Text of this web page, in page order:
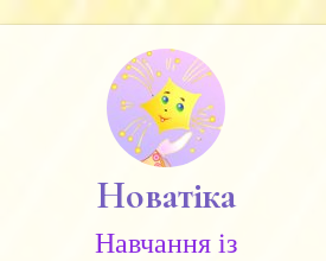
Новатіка
Навчання із